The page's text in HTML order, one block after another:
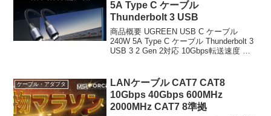
5A Type C ケーブル
Thunderbolt 3 USB
商品概要 UGREEN USB C ケーブル
240W 5A Type C ケーブル Thunderbolt 3
USB 3 2 Gen 2対応 10Gbps転送速度 タ
ケーブル・アダプタ
LANケーブル CAT7 CAT8
10Gbps 40Gbps 600MHz
2000MHz CAT7 8準拠